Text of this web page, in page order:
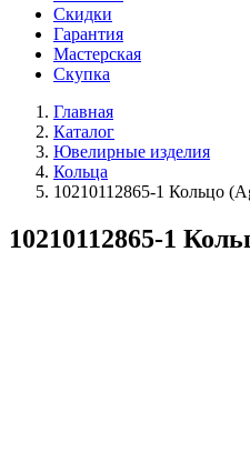
Скидки
Гарантия
Мастерская
Скупка
Главная
Каталог
Ювелирные изделия
Кольца
10210112865-1 Кольцо
10210112865-1